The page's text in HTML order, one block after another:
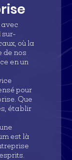
sur-
où la
de nos
en un
pour
Que
établir
est là